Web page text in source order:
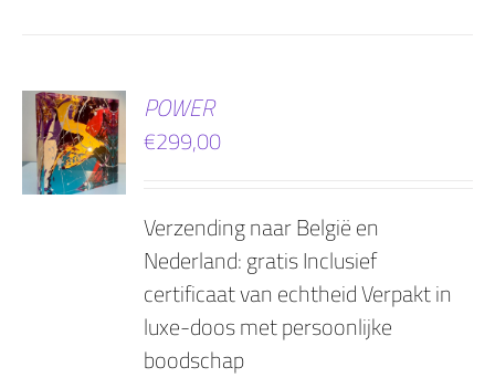
POWER
€299,00
Verzending naar België en
Nederland: gratis Inclusief
certificaat van echtheid Verpakt in
luxe-doos met persoonlijke
boodschap